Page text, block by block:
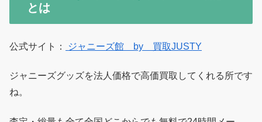
とは
公式サイト： ジャニーズ館 by 買取JUSTY
ジャニーズグッズを法人価格で高価買取してくれる所です
ね。